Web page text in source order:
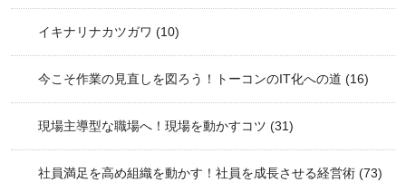
イキナリナカツガワ (10)
今こそ作業の見直しを図ろう！トーコンのIT化への道 (16)
現場主導型な職場へ！現場を動かすコツ (31)
社員満足を高め組織を動かす！社員を成長させる経営術 (73)